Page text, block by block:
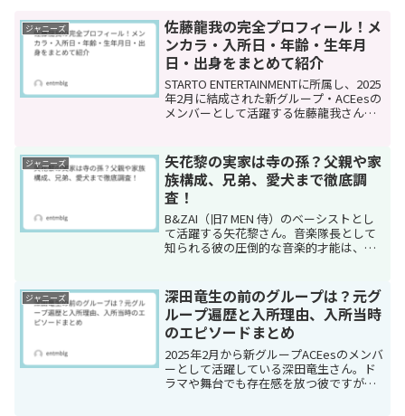
ジャニーズ
佐藤龍我の完全プロフィール！メ
ンカラ・入所日・年齢・生年月
日・出身をまとめて紹介
STARTO ENTERTAINMENTに所属し、2025
年2月に結成された新グループ・ACEesの
メンバーとして活躍する佐藤龍我さん。
で多くのファンを魅了していま...
ジャニーズ
矢花黎の実家は寺の孫？父親や家
族構成、兄弟、愛犬まで徹底調
査！
B&ZAI（旧7 MEN 侍）のベーシストとし
て活躍する矢花黎さん。音楽隊長として
知られる彼の圧倒的な音楽的才能は、ど
孫」という興味深い背景があり、音楽好
きな父親の影響を...
ジャニーズ
深田竜生の前のグループは？元グ
ループ遍歴と入所理由、入所当時
のエピソードまとめ
2025年2月から新グループACEesのメンバ
ーとして活躍している深田竜生さん。ド
ラマや舞台でも存在感を放つ彼ですが、